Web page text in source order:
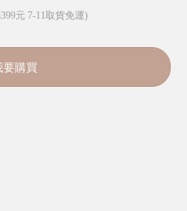
元 7-11取貨免運)
要購買